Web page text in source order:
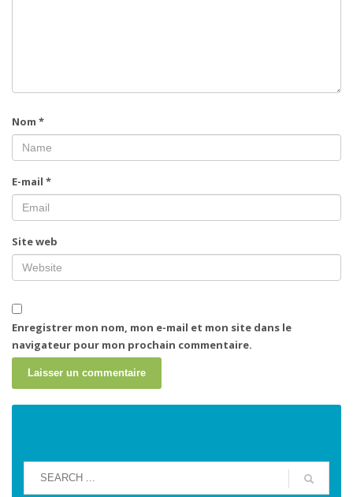
Nom *
E-mail *
Site web
Enregistrer mon nom, mon e-mail et mon site dans le
navigateur pour mon prochain commentaire.